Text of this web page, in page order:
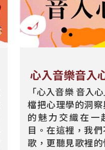
心入音樂音入
「心入音樂 音入
檔把心理學的洞
的魅力交織在一
目。在這裡，我
歌，更聽見歌裡